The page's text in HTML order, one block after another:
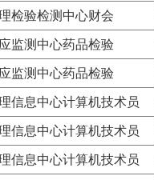
检验检测中心财会
监测中心药品检验
监测中心药品检验
信息中心计算机技术员
信息中心计算机技术员
信息中心计算机技术员